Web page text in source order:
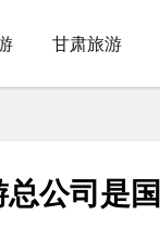
甘肃旅游
公司是